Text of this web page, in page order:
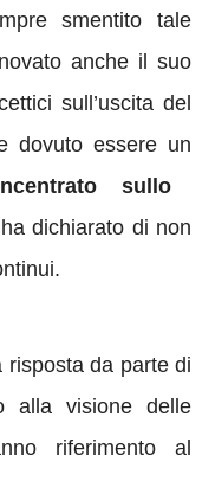
smentito tale
anche il suo
sull’uscita del
dovuto essere un
sullo
dichiarato di non
risposta da parte di
alla visione delle
riferimento al